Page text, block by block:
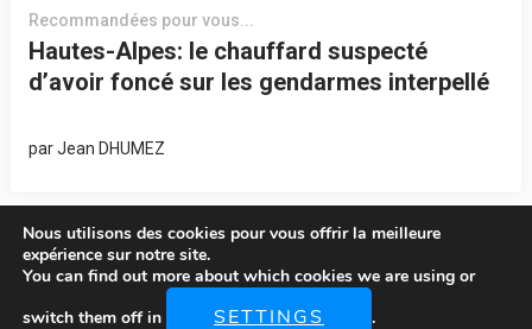
Recommandées pour vous...
Hautes-Alpes: le chauffard suspecté
d’avoir foncé sur les gendarmes interpellé
parJean DHUMEZ
Nous utilisons des cookies pour vous offrir la meilleure
expérience sur notre site.
You can find out more about which cookies we are using or
switch them off in
SETTINGS .